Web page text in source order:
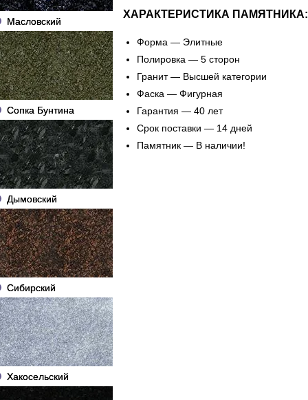
Масловский
Сопка Бунтина
Дымовский
Сибирский
Хакосельский
ХАРАКТЕРИСТИКА ПАМЯТНИКА:
Форма — Элитные
Полировка — 5 сторон
Гранит — Высшей категории
Фаска — Фигурная
Гарантия — 40 лет
Срок поставки — 14 дней
Памятник — В наличии!